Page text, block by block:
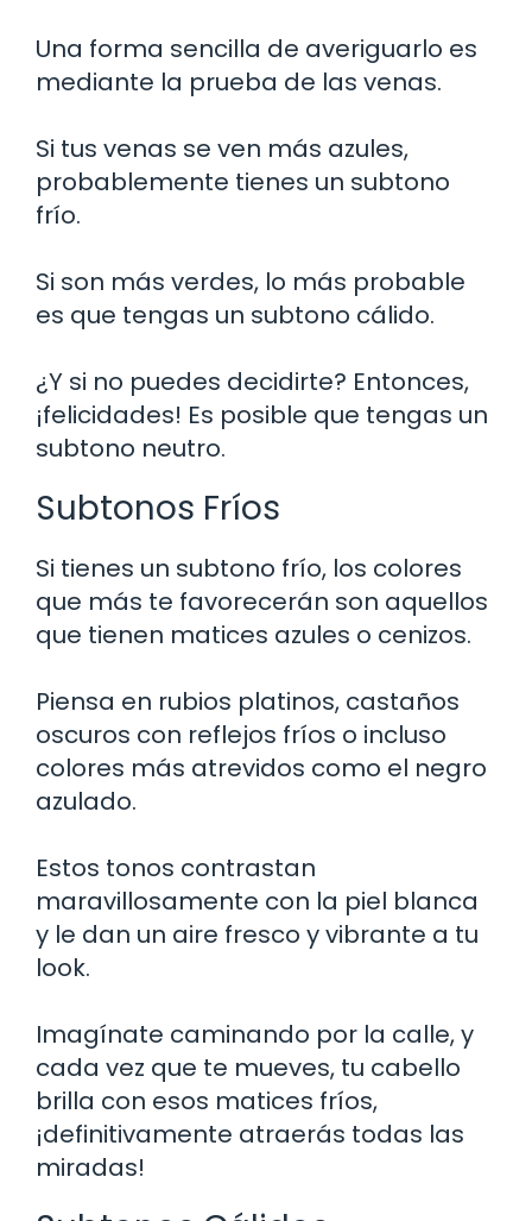
Una forma sencilla de averiguarlo es
mediante la prueba de las venas.
Si tus venas se ven más azules,
probablemente tienes un subtono
frío.
Si son más verdes, lo más probable
es que tengas un subtono cálido.
¿Y si no puedes decidirte? Entonces,
¡felicidades! Es posible que tengas un
subtono neutro.
Subtonos Fríos
Si tienes un subtono frío, los colores
que más te favorecerán son aquellos
que tienen matices azules o cenizos.
Piensa en rubios platinos, castaños
oscuros con reflejos fríos o incluso
colores más atrevidos como el negro
azulado.
Estos tonos contrastan
maravillosamente con la piel blanca
y le dan un aire fresco y vibrante a tu
look.
Imagínate caminando por la calle, y
cada vez que te mueves, tu cabello
brilla con esos matices fríos,
¡definitivamente atraerás todas las
miradas!